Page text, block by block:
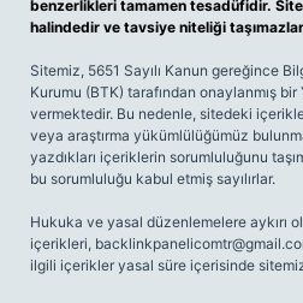
benzerlikleri tamamen tesadüfidir.
halindedir ve tavsiye niteliği
Sitemiz, 5651 Sayılı Kanun gereğince
Kurumu (BTK) tarafından onaylanmış
vermektedir. Bu nedenle, sitedeki
veya araştırma yükümlülüğümüz
yazdıkları içeriklerin sorumluluğunu
bu sorumluluğu kabul etmiş sayılırlar.
Hukuka ve yasal düzenlemelere aykırı
içerikleri,
ilgili içerikler yasal süre içerisinde